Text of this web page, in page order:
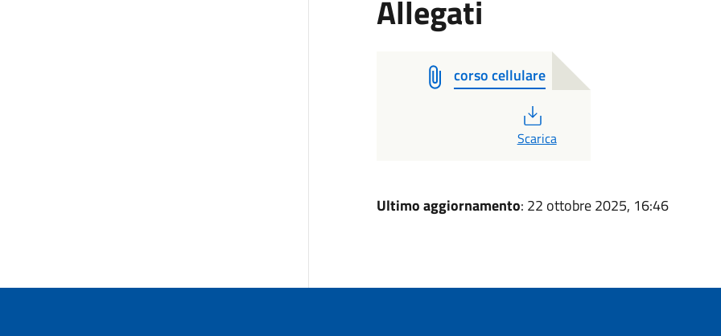
Allegati
corso cellulare
PDF
Scarica
Ultimo aggiornamento: 22 ottobre 2025, 16:46